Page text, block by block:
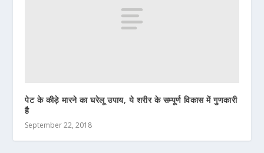
पेट के कीड़े मारने का घरेलू उपाय, ये शरीर के सम्पूर्ण विकास में गुणकारी
है
September 22, 2018